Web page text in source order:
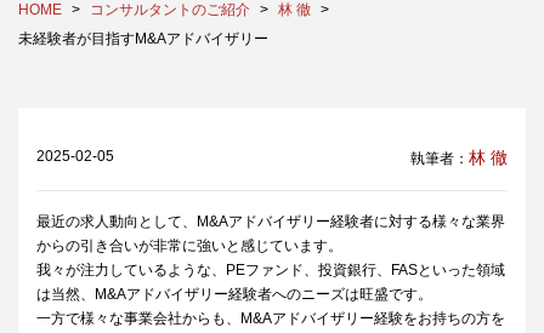
HOME コンサルタントのご紹介
林 徹
未経験者が目指すM&Aアドバイザリー
2025-02-05 執筆者： 林 徹
最近の求人動向として、M&Aアドバイザリー経験者に対する様々な業界
からの引き合いが非常に強いと感じています。
我々が注力しているような、PEファンド、投資銀行、FASといった領域
は当然、M&Aアドバイザリー経験者へのニーズは旺盛です。
一方で様々な事業会社からも、M&Aアドバイザリー経験をお持ちの方を